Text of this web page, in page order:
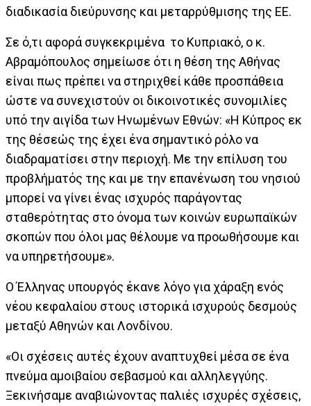
διαδικασία διεύρυνσης και μεταρρύθμισης της ΕΕ.
Σε ό,τι αφορά συγκεκριμένα το Κυπριακό, ο κ.
Αβραμόπουλος σημείωσε ότι η θέση της Αθήνας
είναι πως πρέπει να στηριχθεί κάθε προσπάθεια
ώστε να συνεχιστούν οι δικοινοτικές συνομιλίες
υπό την αιγίδα των Ηνωμένων Εθνών: «Η Κύπρος εκ
της θέσεώς της έχει ένα σημαντικό ρόλο να
διαδραματίσει στην περιοχή. Με την επίλυση του
προβλήματός της και με την επανένωση του νησιού
μπορεί να γίνει ένας ισχυρός παράγοντας
σταθερότητας στο όνομα των κοινών ευρωπαϊκών
σκοπών που όλοι μας θέλουμε να προωθήσουμε και
να υπηρετήσουμε».
Ο Έλληνας υπουργός έκανε λόγο για χάραξη ενός
νέου κεφαλαίου στους ιστορικά ισχυρούς δεσμούς
μεταξύ Αθηνών και Λονδίνου.
«Οι σχέσεις αυτές έχουν αναπτυχθεί μέσα σε ένα
πνεύμα αμοιβαίου σεβασμού και αλληλεγγύης.
Ξεκινήσαμε αναβιώνοντας παλιές ισχυρές σχέσεις,